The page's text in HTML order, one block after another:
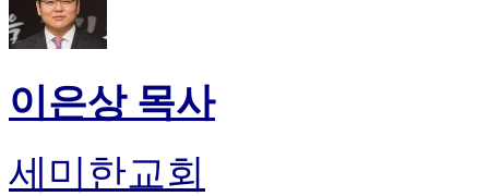
이은상 목사
세미한교회